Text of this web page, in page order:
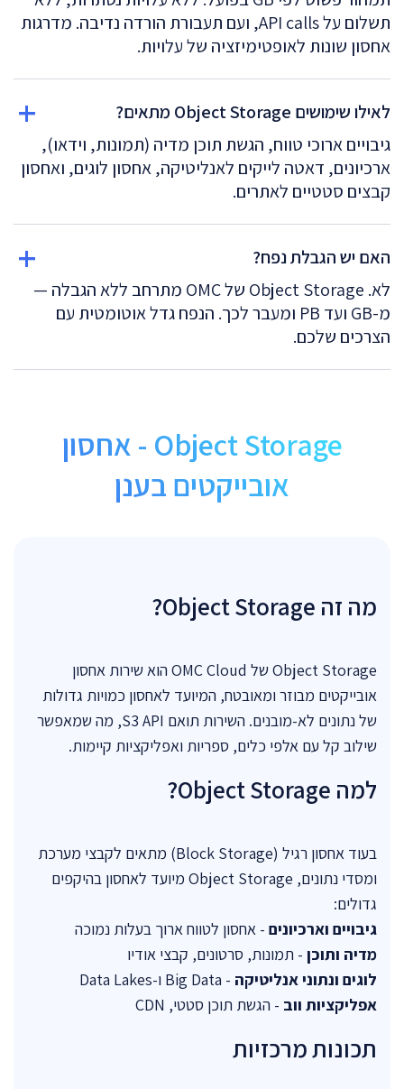
תשלום על API calls, ועם תעבורת הורדה נדיבה. מדרגות
אחסון שונות לאופטימיזציה של עלויות.
לאילו שימושים Object Storage מתאים?
גיבויים ארוכי טווח, הגשת תוכן מדיה (תמונות, וידאו),
ארכיונים, דאטה לייקים לאנליטיקה, אחסון לוגים, ואחסון
קבצים סטטיים לאתרים.
האם יש הגבלת נפח?
לא. Object Storage של OMC מתרחב ללא הגבלה —
מ-GB ועד PB ומעבר לכך. הנפח גדל אוטומטית עם
הצרכים שלכם.
Object Storage - אחסון
אובייקטים בענן
מה זה Object Storage?
Object Storage של OMC Cloud הוא שירות אחסון
אובייקטים מבוזר ומאובטח, המיועד לאחסון כמויות גדולות
של נתונים לא-מובנים. השירות תואם S3 API, מה שמאפשר
שילוב קל עם אלפי כלים, ספריות ואפליקציות קיימות.
למה Object Storage?
בעוד אחסון רגיל (Block Storage) מתאים לקבצי מערכת
ומסדי נתונים, Object Storage מיועד לאחסון בהיקפים
גדולים:
גיבויים וארכיונים - אחסון לטווח ארוך בעלות נמוכה
מדיה ותוכן - תמונות, סרטונים, קבצי אודיו
לוגים ונתוני אנליטיקה - Big Data ו-Data Lakes
אפליקציות ווב - הגשת תוכן סטטי, CDN
תכונות מרכזיות